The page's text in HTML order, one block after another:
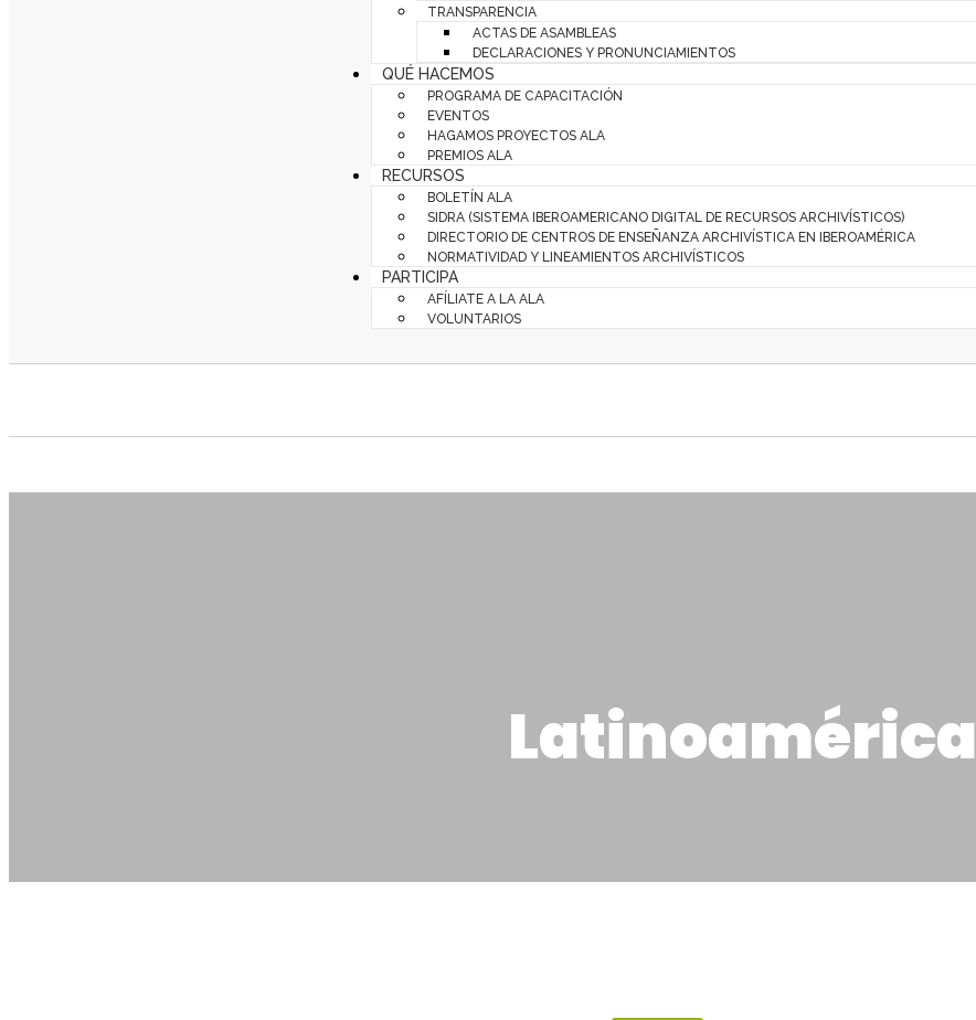
TRANSPARENCIA
ACTAS DE ASAMBLEAS
DECLARACIONES Y PRONUNCIAMIENTOS
QUÉ HACEMOS
PROGRAMA DE CAPACITACIÓN
EVENTOS
HAGAMOS PROYECTOS ALA
PREMIOS ALA
RECURSOS
BOLETÍN ALA
SIDRA (SISTEMA IBEROAMERICANO DIGITAL DE RECURSOS ARCHIVÍSTICOS)
DIRECTORIO DE CENTROS DE ENSEÑANZA ARCHIVÍSTICA EN IBEROAMÉRICA
NORMATIVIDAD Y LINEAMIENTOS ARCHIVÍSTICOS
PARTICIPA
AFÍLIATE A LA ALA
VOLUNTARIOS
Latinoamérica